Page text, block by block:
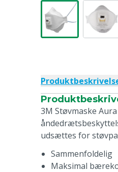
3M Støvmaske
udsættes for
Sammenfoldelig
Maksimal